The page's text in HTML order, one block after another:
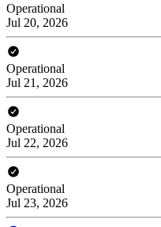
Operational
Jul 20, 2026
Operational
Jul 21, 2026
Operational
Jul 22, 2026
Operational
Jul 23, 2026